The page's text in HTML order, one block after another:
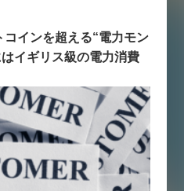
コインを超える“電力モン
イギリス級の電力消費